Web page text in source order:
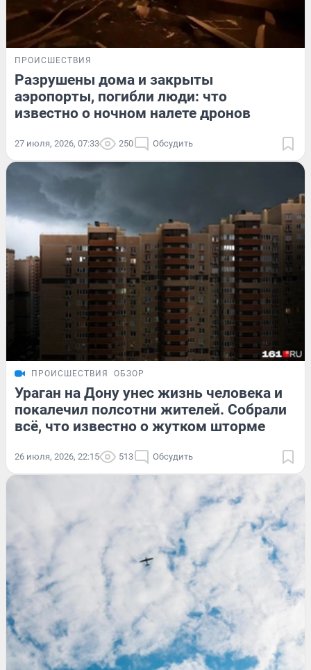
ПРОИСШЕСТВИЯ
Разрушены дома и закрыты
аэропорты, погибли люди: что
известно о ночном налете дронов
27 июля, 2026, 07:33 250 Обсудить
ПРОИСШЕСТВИЯ ОБЗОР
Ураган на Дону унес жизнь человека и
покалечил полсотни жителей. Собрали
всё, что известно о жутком шторме
26 июля, 2026, 22:15 513 Обсудить